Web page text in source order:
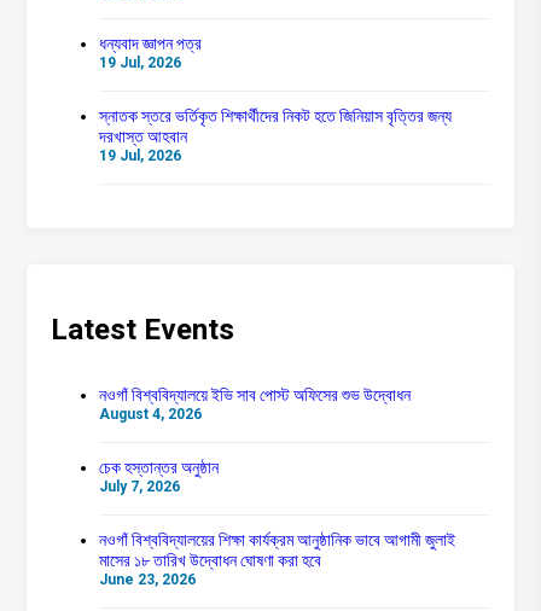
ধন্যবাদ জ্ঞাপন পত্র
19 Jul, 2026
স্নাতক স্তরে ভর্তিকৃত শিক্ষার্থীদের নিকট হতে জিনিয়াস বৃত্তির জন্য
দরখাস্ত আহবান
19 Jul, 2026
Latest Events
নওগাঁ বিশ্ববিদ্যালয়ে ইভি সাব পোস্ট অফিসের শুভ উদ্বোধন
August 4, 2026
চেক হস্তান্তর অনুষ্ঠান
July 7, 2026
নওগাঁ বিশ্ববিদ্যালয়ের শিক্ষা কার্যক্রম আনুষ্ঠানিক ভাবে আগামী জুলাই
মাসের ১৮ তারিখ উদ্বোধন ঘোষণা করা হবে
June 23, 2026